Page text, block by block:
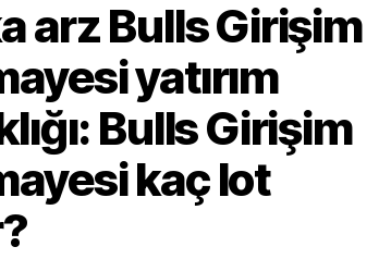
arz Bulls Girişim
yatırım
Bulls Girişim
kaç lot